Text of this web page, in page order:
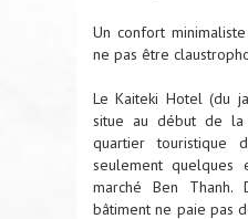
Un confort
ne pas être
Le Kaiteki Hotel (du
situe au début de
quartier touristique
seulement quelques
marché Ben
bâtiment ne paie pas